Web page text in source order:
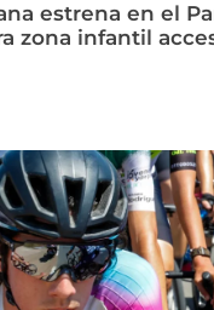
estrena en el
zona infantil